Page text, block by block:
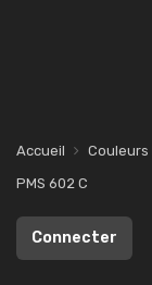
Accueil Couleurs
PMS 602 C
Connecter